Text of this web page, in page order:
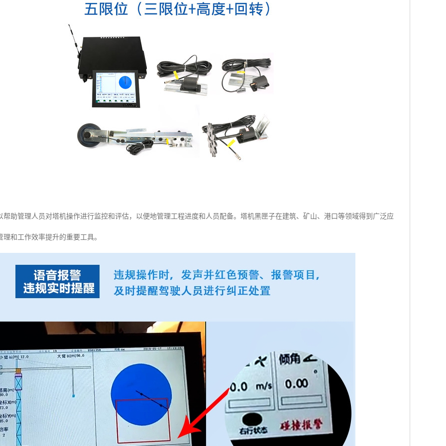
帮助管理人员对塔机操作进行监控和评估，以便地管理工程进度和人员配备。塔机黑匣子在建筑、矿山、港口等领域得到广泛应
理和工作效率提升的重要工具。